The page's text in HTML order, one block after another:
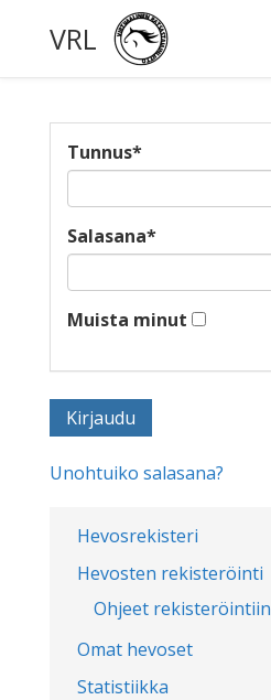
VRL
Hevosrekisteri
Hevosten rekisteröinti
Ohjeet rekisteröintiin
Omat hevoset
Statistiikka
Tunnus*
Salasana*
Muista minut
Unohtuiko salasana?